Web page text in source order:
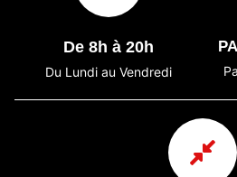
De 8h à 20h
Du Lundi au Vendredi